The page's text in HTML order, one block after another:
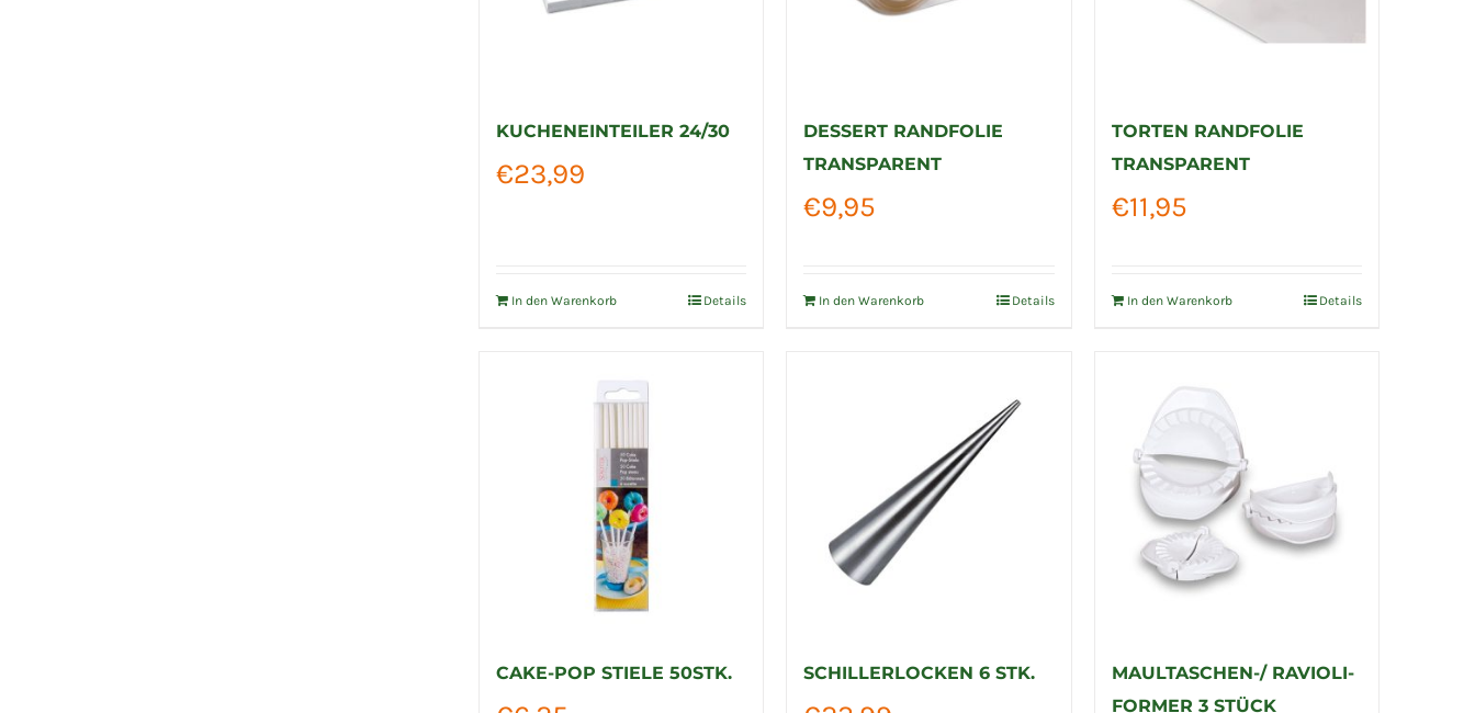
KUCHENEINTEILER 24/30
€23,99
In den Warenkorb Details
DESSERT RANDFOLIE
TRANSPARENT
€9,95
In den Warenkorb Details
TORTEN RANDFOLIE
TRANSPARENT
€11,95
In den Warenkorb Details
CAKE-POP STIELE 50STK. SCHILLERLOCKEN 6 STK.
MAULTASCHEN-/ RAVIOLI-
FORMER 3 STÜCK